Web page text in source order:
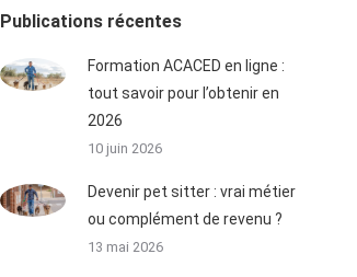
Publications récentes
Formation ACACED en ligne :
tout savoir pour l’obtenir en
2026
10 juin 2026
Devenir pet sitter : vrai métier
ou complément de revenu ?
13 mai 2026